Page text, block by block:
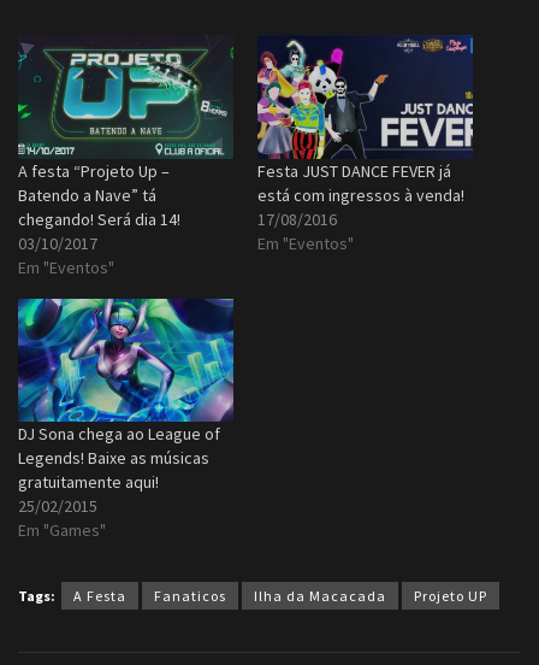
A festa “Projeto Up –
Batendo a Nave” tá
chegando! Será dia 14!
03/10/2017
Em "Eventos"
Festa JUST DANCE FEVER já
está com ingressos à venda!
17/08/2016
Em "Eventos"
DJ Sona chega ao League of
Legends! Baixe as músicas
gratuitamente aqui!
25/02/2015
Em "Games"
Tags: A Festa Fanaticos Ilha da Macacada Projeto UP